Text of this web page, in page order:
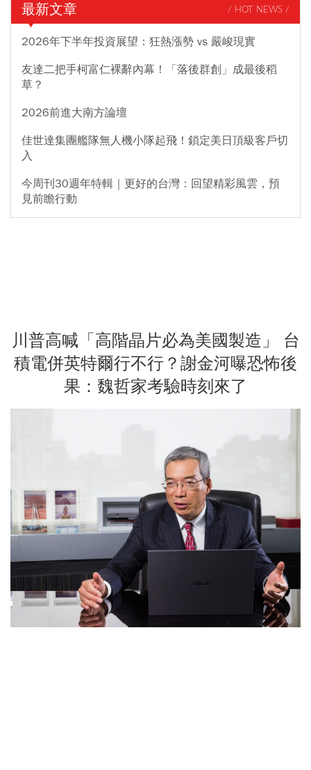
最新文章 / HOT NEWS /
2026年下半年投資展望：狂熱漲勢 vs 嚴峻現實
友達二把手柯富仁裸辭內幕！「落後群創」成最後稻
草？
2026前進大南方論壇
佳世達集團艦隊無人機小隊起飛！鎖定美日頂級客戶切
入
今周刊30週年特輯｜更好的台灣：回望精彩風雲，預
見前瞻行動
川普高喊「高階晶片必為美國製造」 台
積電併英特爾行不行？謝金河曝恐怖後
果：魏哲家考驗時刻來了